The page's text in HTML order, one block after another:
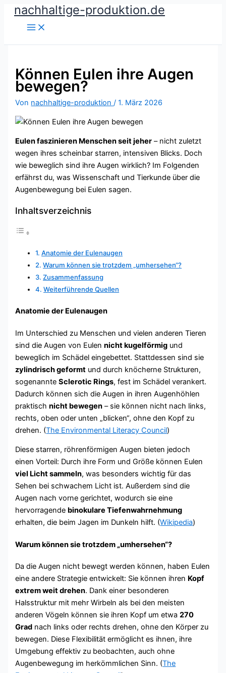
Zumnachhaltige-produktion.de
Können Eulen ihre Augen
bewegen?
Von nachhaltige-produktion/1. März 2026
Eulen faszinieren Menschen seit jeher – nicht zuletzt
wegen ihres scheinbar starren, intensiven Blicks. Doch
wie beweglich sind ihre Augen wirklich? Im Folgenden
erfährst du, was Wissenschaft und Tierkunde über die
Augenbewegung bei Eulen sagen.
Inhaltsverzeichnis
Anatomie der Eulenaugen
Warum können sie trotzdem „umhersehen“?
Zusammenfassung
Weiterführende Quellen
Anatomie der Eulenaugen
Im Unterschied zu Menschen und vielen anderen Tieren
sind die Augen von Eulennicht kugelförmig und
beweglich im Schädel eingebettet. Stattdessen sind sie
zylindrisch geformt und durch knöcherne Strukturen,
sogenannteSclerotic Rings, fest im Schädel verankert.
Dadurch können sich die Augen in ihren Augenhöhlen
praktischnicht bewegen – sie können nicht nach links,
rechts, oben oder unten „blicken“, ohne den Kopf zu
drehen. (The Environmental Literacy Council)
Diese starren, röhrenförmigen Augen bieten jedoch
einen Vorteil: Durch ihre Form und Größe können Eulen
viel Licht sammeln, was besonders wichtig für das
Sehen bei schwachem Licht ist. Außerdem sind die
Augen nach vorne gerichtet, wodurch sie eine
hervorragende binokulare Tiefenwahrnehmung
erhalten, die beim Jagen im Dunkeln hilft. (Wikipedia)
Warum können sie trotzdem „umhersehen“?
Da die Augen nicht bewegt werden können, haben Eulen
eine andere Strategie entwickelt: Sie können ihren Kopf
extrem weit drehen. Dank einer besonderen
Halsstruktur mit mehr Wirbeln als bei den meisten
anderen Vögeln können sie ihren Kopf um etwa270
Grad nach links oder rechts drehen, ohne den Körper zu
bewegen. Diese Flexibilität ermöglicht es ihnen, ihre
Umgebung effektiv zu beobachten, auch ohne
Augenbewegung im herkömmlichen Sinn. (The